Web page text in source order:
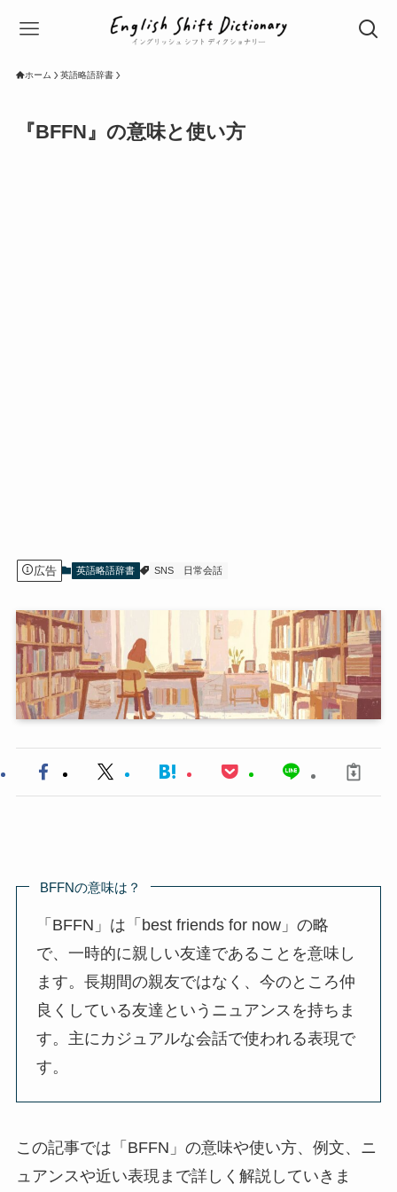
ホーム 英語略語辞書
『BFFN』の意味と使い方
広告 英語略語辞書 SNS 日常会話
BFFNの意味は？
「BFFN」は「best friends for now」の略
で、一時的に親しい友達であることを意味し
ます。長期間の親友ではなく、今のところ仲
良くしている友達というニュアンスを持ちま
す。主にカジュアルな会話で使われる表現で
す。
この記事では「BFFN」の意味や使い方、例文、ニ
ュアンスや近い表現まで詳しく解説していきま